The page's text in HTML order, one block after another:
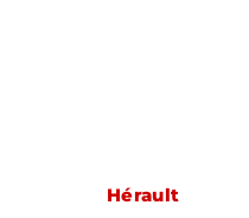
Hérault